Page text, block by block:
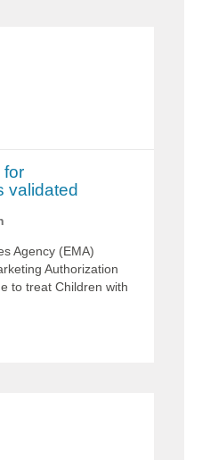
for
validated
Agency (EMA)
Authorization
to treat Children with